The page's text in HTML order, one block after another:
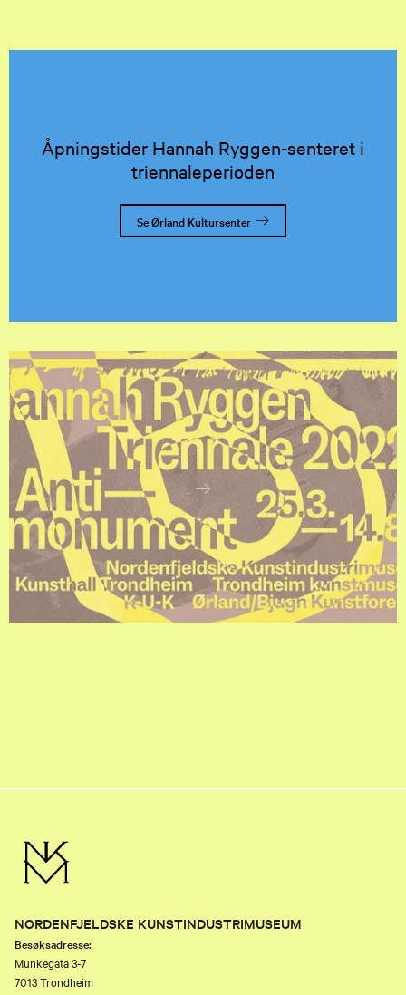
Åpningstider Hannah Ryggen-senteret i
triennaleperioden
Se Ørland Kultursenter
NORDENFJELDSKE KUNSTINDUSTRIMUSEUM
Besøksadresse:
Munkegata 3-7
7013 Trondheim